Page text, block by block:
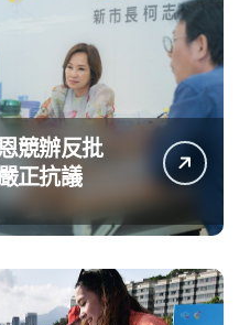
競辦反批
正抗議